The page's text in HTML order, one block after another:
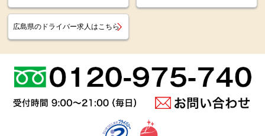
広島県のドライバー求人はこちら